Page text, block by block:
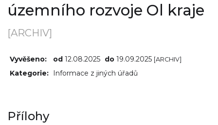
územního rozvoje Ol kraje
[ARCHIV]
Vyvěšeno: od 12.08.2025 do 19.09.2025 [ARCHIV]
Kategorie: Informace z jiných úřadů
Přílohy